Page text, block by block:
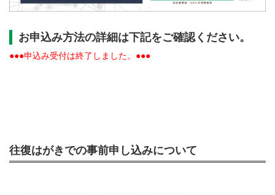
お申込み方法の詳細は下記をご確認ください。
●●●申込み受付は終了しました。●●●
往復はがきでの事前申し込みについて